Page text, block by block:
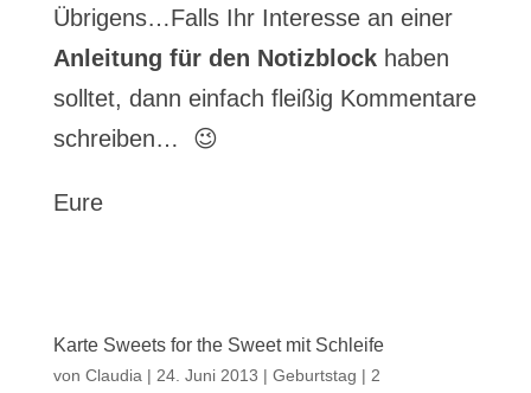
Übrigens…Falls Ihr Interesse an einer
Anleitung für den Notizblockhaben
solltet, dann einfach fleißig Kommentare
schreiben… 😉
Eure
Karte Sweets for the Sweet mit Schleife
von Claudia | 24. Juni 2013 | Geburtstag | 2